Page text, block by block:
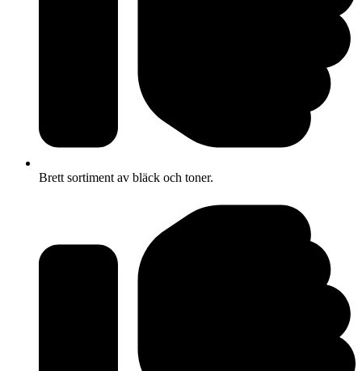
Brett sortiment av bläck och toner.